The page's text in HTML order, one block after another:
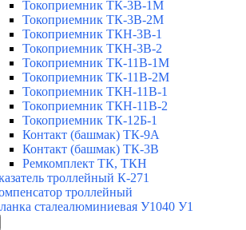
Токоприемник ТК-3В-1М
Токоприемник ТК-3В-2М
Токоприемник ТКН-3В-1
Токоприемник ТКН-3В-2
Токоприемник ТК-11В-1М
Токоприемник ТК-11В-2М
Токоприемник ТКН-11В-1
Токоприемник ТКН-11В-2
Токоприемник ТК-12Б-1
Контакт (башмак) ТК-9А
Контакт (башмак) ТК-3В
Ремкомплект ТК, ТКН
троллейный К-271
троллейный
сталеалюминиевая У1040 У1